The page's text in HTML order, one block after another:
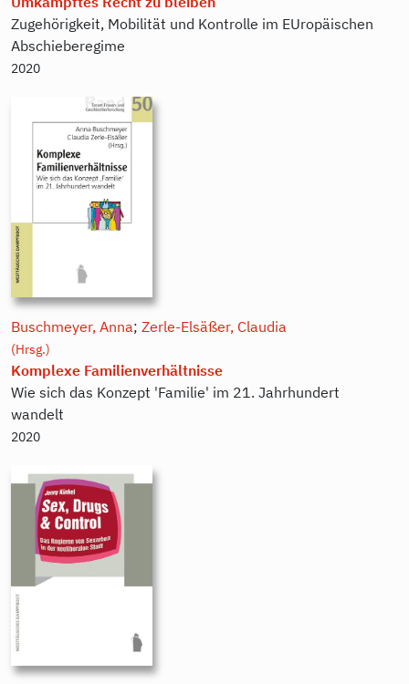
Zugehörigkeit, Mobilität und Kontrolle im EUropäischen
Abschieberegime
2020
Buschmeyer, Anna; Zerle-Elsäßer, Claudia
(Hrsg.)
Komplexe Familienverhältnisse
Wie sich das Konzept 'Familie' im 21. Jahrhundert
wandelt
2020